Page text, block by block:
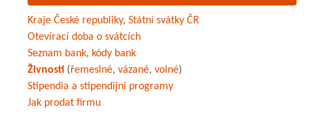
Kraje České republiky, Státní svátky ČR
Otevírací doba o svátcích
Seznam bank, kódy bank
Živnosti (řemeslné, vázané, volné)
Stipendia a stipendijní programy
Jak prodat firmu